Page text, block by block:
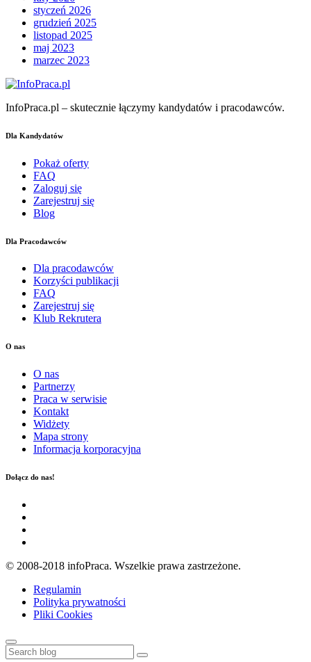
styczeń 2026
grudzień 2025
listopad 2025
maj 2023
marzec 2023
InfoPraca.pl – skutecznie łączymy kandydatów i pracodawców.
Dla Kandydatów
Pokaż oferty
FAQ
Zaloguj się
Zarejestruj się
Blog
Dla Pracodawców
Dla pracodawców
Korzyści publikacji
FAQ
Zarejestruj się
Klub Rekrutera
O nas
O nas
Partnerzy
Praca w serwisie
Kontakt
Widżety
Mapa strony
Informacja korporacyjna
Dołącz do nas!
© 2008-2018 infoPraca. Wszelkie prawa zastrzeżone.
Regulamin
Polityka prywatności
Pliki Cookies